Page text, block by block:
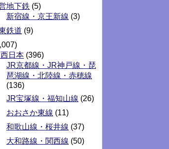
地下鉄 (5)
新宿線・京王新線 (3)
鉄道 (9)
日本 (396)
JR京都線・JR神戸線・琵
琶湖線・北陸線・赤穂線
(136)
JR宝塚線・福知山線 (26)
おおさか東線 (11)
和歌山線・桜井線 (37)
大和路線・関西線 (50)